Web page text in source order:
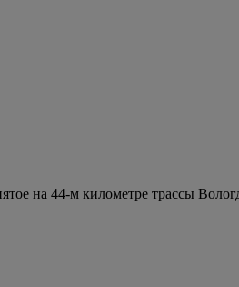
на 44-м километре трассы